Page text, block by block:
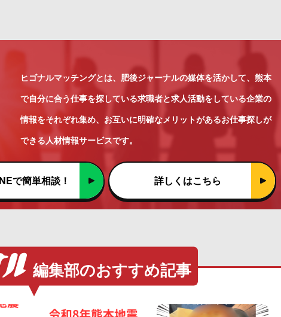
ヒゴナルマッチングとは、肥後ジャーナルの媒体を活かして、熊本
で自分に合う仕事を探している求職者と求人活動をしている企業の
情報をそれぞれ集め、お互いに明確なメリットがあるお仕事探しが
できる人材情報サービスです。
で簡単相談！ 詳しくはこちら
編集部のおすすめ記事